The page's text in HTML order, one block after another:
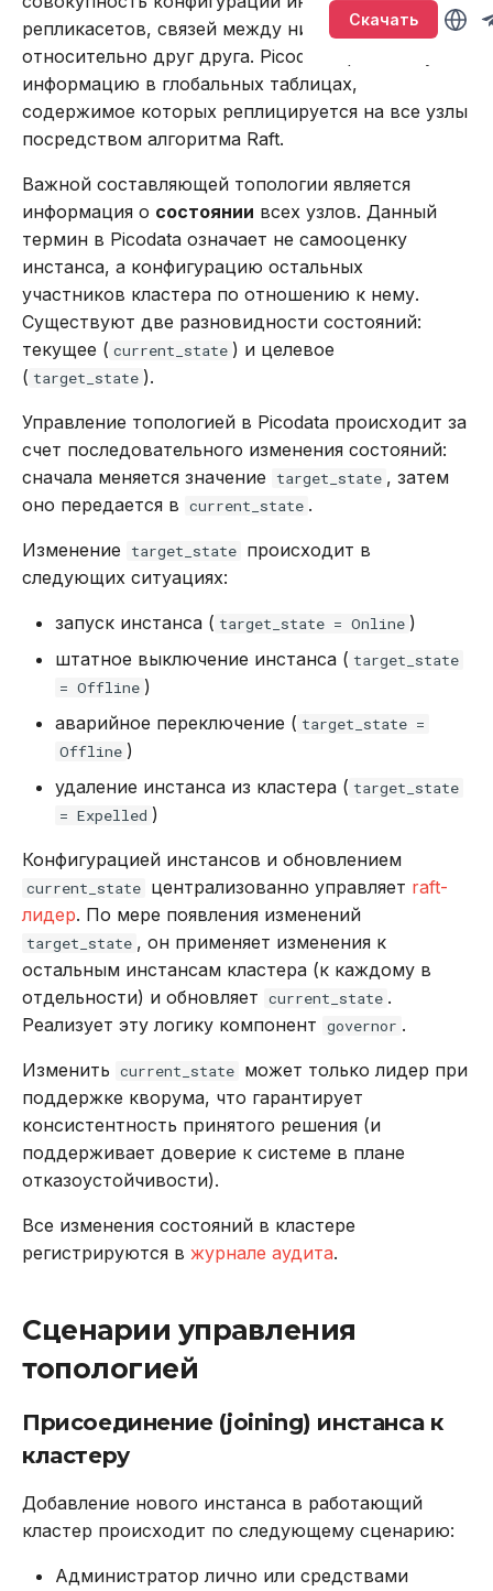
Скачать
а
т
ь
д
л
п
о
и
с
к
Версионирование
Подключение и работа в
консоли
Подключение через
DBeaver
Работа с данными SQL
Работа в веб-интерфейсе
привилегиями
Обновление кластера
Тестирование
производительности
Резервное копирование
и восстановление
Управление доступом
Аутентификация с
помощью LDAP
в Oracle Weblogic
Безопасность кластера
Использование журнала
аудита
Рекомендации по
Устранение неполадок
Именование объектов
Типы данных
Параметризованные
запросы
Транзакции
Совместимость с ANSI
Команды
BACKUP
CALL
CREATE PLUGIN
CREATE PROCEDURE
CREATE ROLE
CREATE TABLE
CREATE USER
DROP PROCEDURE
DROP TABLE
DROP USER
GRANT
INSERT
REVOKE
TRUNCATE TABLE
VALUES
Использование
Функции и выражения
LOWER
SUBSTR
TRIM
UPPER
Агрегатные функции
Встроенные оконные
Функции даты и
Системные функции
Sirin
Synapse
Ouroboros
Governor —
централизованное
управление кластером
Доступность инстансов
Управление состоянием
инстансов
Автоматическое
назначение мастеров
репликасетов
Автоматическое
шардирования
Первичное
распределение бакетов
изменение
конфигурации vshard
Автоматическое
переключение узлов,
голосующих в raft
Применение изменений
кластерной схемы
репликасетов, связей между ними, их состояний
относительно друг друга. Picodata хранит эту
информацию в глобальных таблицах,
содержимое которых реплицируется на все узлы
посредством алгоритма Raft.
Важной составляющей топологии является
информация о состоянии всех узлов. Данный
термин в Picodata означает не самооценку
инстанса, а конфигурацию остальных
участников кластера по отношению к нему.
Существуют две разновидности состояний:
текущее ( current_state ) и целевое
( target_state ).
Управление топологией в Picodata происходит за
счет последовательного изменения состояний:
сначала меняется значение
target_state , затем
оно передается в current_state .
Изменение target_state происходит в
следующих ситуациях:
запуск инстанса ( target_state = Online )
штатное выключение инстанса ( target_state
= Offline )
аварийное переключение ( target_state =
Offline )
удаление инстанса из кластера ( target_state
= Expelled )
Конфигурацией инстансов и обновлением
current_state централизованно управляет raft-
лидер. По мере появления изменений
target_state , он применяет изменения к
остальным инстансам кластера (к каждому в
отдельности) и обновляет current_state .
Реализует эту логику компонент governor .
Изменить current_state может только лидер при
поддержке кворума, что гарантирует
консистентность принятого решения (и
поддерживает доверие к системе в плане
отказоустойчивости).
Все изменения состояний в кластере
регистрируются в журнале аудита.
Сценарии управления
топологией
Присоединение (joining) инстанса к
кластеру
Добавление нового инстанса в работающий
кластер происходит по следующему сценарию:
Администратор лично или средствами